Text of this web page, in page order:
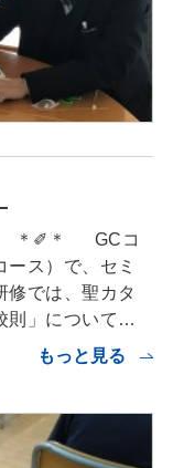
＊✐＊ GCコ
ス）で、セミ
では、聖カタ
則」について…
もっと見る